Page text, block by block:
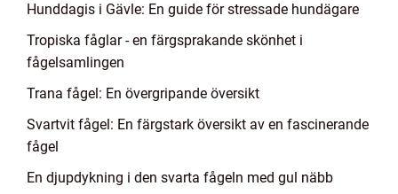
Hunddagis i Gävle: En guide för stressade hundägare
Tropiska fåglar - en färgsprakande skönhet i
fågelsamlingen
Trana fågel: En övergripande översikt
Svartvit fågel: En färgstark översikt av en fascinerande
fågel
En djupdykning i den svarta fågeln med gul näbb